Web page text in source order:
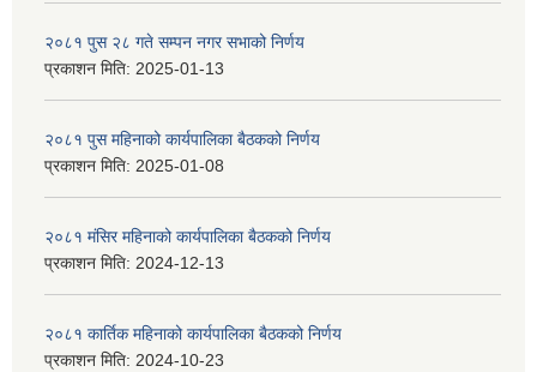
२०८१ पुस २८ गते सम्प‍न नगर सभाको निर्णय
प्रकाशन मिति: 2025-01-13
२०८१ पुस महिनाको कार्यपालिका बैठकको निर्णय
प्रकाशन मिति: 2025-01-08
२०८१ मंसिर महिनाको कार्यपालिका बैठकको निर्णय
प्रकाशन मिति: 2024-12-13
२०८१ कार्तिक महिनाको कार्यपालिका बैठकको निर्णय
प्रकाशन मिति: 2024-10-23